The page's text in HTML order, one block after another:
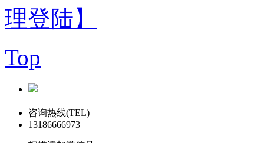
理登陆】
Top
咨询热线(TEL)
13186666973